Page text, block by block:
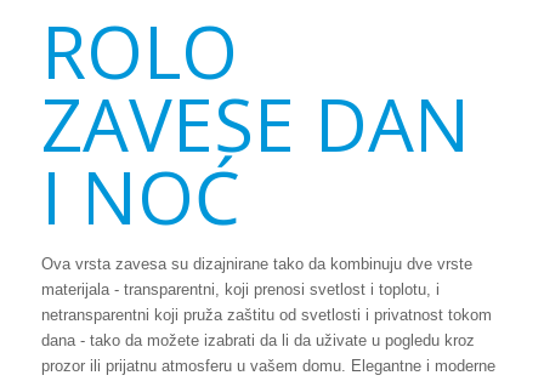
ROLO
ZAVESE DAN
I NOĆ
Ova vrsta zavesa su dizajnirane tako da kombinuju dve vrste
materijala - transparentni, koji prenosi svetlost i toplotu, i
netransparentni koji pruža zaštitu od svetlosti i privatnost tokom
dana - tako da možete izabrati da li da uživate u pogledu kroz
prozor ili prijatnu atmosferu u vašem domu. Elegantne i moderne